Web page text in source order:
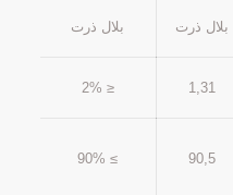
بلال ذرت بلال ذرت
1,31
≤ 2%
90,5
≥ 90%